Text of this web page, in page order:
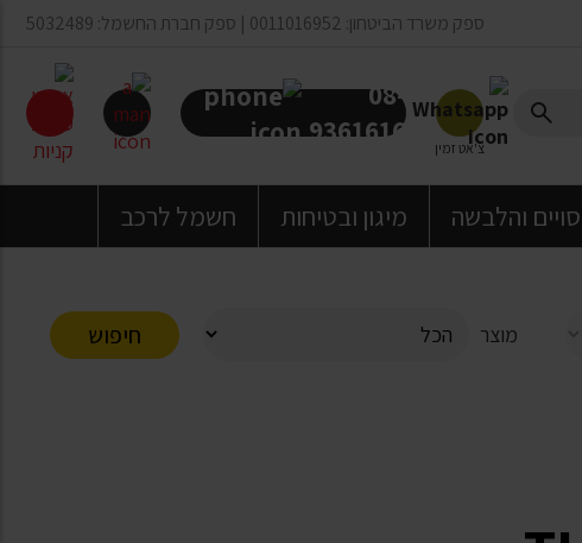
ספק משרד הביטחון: 0011016952 | ספק חברת החשמל: 5032489
צ'אט זמין
08-
9361616
והלבשה מיגון ובטיחות חשמל לרכב
מוצר חיפוש